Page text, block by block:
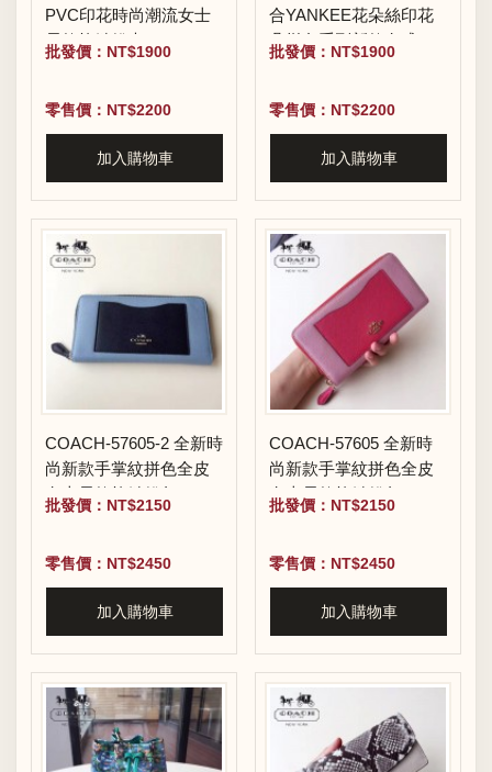
PVC印花時尚潮流女士
長款拉鏈錢夾
批發價：NT$1900
零售價：NT$2200
加入購物車
合YANKEE花朵絲印花
朵拼色系列新款女式長
款錢包
批發價：NT$1900
零售價：NT$2200
加入購物車
COACH-57605-2 全新時
尚新款手掌紋拼色全皮
女士長款拉鏈錢包
批發價：NT$2150
零售價：NT$2450
加入購物車
COACH-57605 全新時
尚新款手掌紋拼色全皮
女士長款拉鏈錢包
批發價：NT$2150
零售價：NT$2450
加入購物車